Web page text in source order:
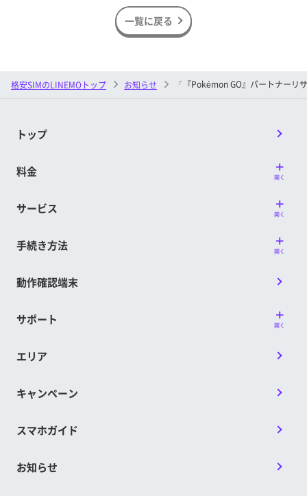
一覧に戻る
格安SIMのLINEMOトップ お知らせ 「『Pokémon GO』パートナーリ
トップ
料金 開く
サービス 開く
手続き方法 開く
動作確認端末
サポート 開く
エリア
キャンペーン
スマホガイド
お知らせ